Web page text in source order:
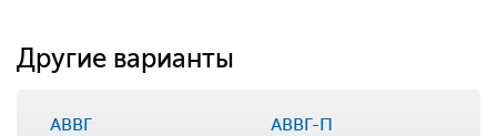
Другие варианты
АВВГ
АВВГ-П